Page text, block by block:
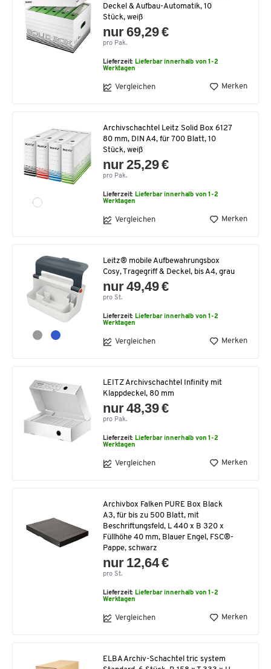
Deckel & Aufbau-Automatik, 10
Stück, weiß
nur 69,29 €
pro Pak.
Lieferzeit: Lieferbar innerhalb von 1-2
Werktagen
Vergleichen Merken
Archivschachtel Leitz Solid Box 6127
80 mm, DIN A4, für 700 Blatt, 10
Stück, weiß
nur 25,29 €
pro Pak.
Lieferzeit: Lieferbar innerhalb von 1-2
Werktagen
Vergleichen Merken
Leitz® mobile Aufbewahrungsbox
Cosy, Tragegriff & Deckel, bis A4, grau
nur 49,49 €
pro St.
Lieferzeit: Lieferbar innerhalb von 1-2
Werktagen
Vergleichen Merken
LEITZ Archivschachtel Infinity mit
Klappdeckel, 80 mm
nur 48,39 €
pro Pak.
Lieferzeit: Lieferbar innerhalb von 1-2
Werktagen
Vergleichen Merken
Archivbox Falken PURE Box Black
A3, für bis zu 500 Blatt, mit
Beschriftungsfeld, L 440 x B 320 x
Füllhöhe 40 mm, Blauer Engel, FSC®-
Pappe, schwarz
nur 12,64 €
pro St.
Lieferzeit: Lieferbar innerhalb von 1-2
Werktagen
Vergleichen Merken
ELBA Archiv-Schachtel tric system